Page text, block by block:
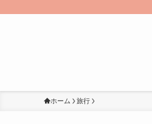
ホーム 旅行